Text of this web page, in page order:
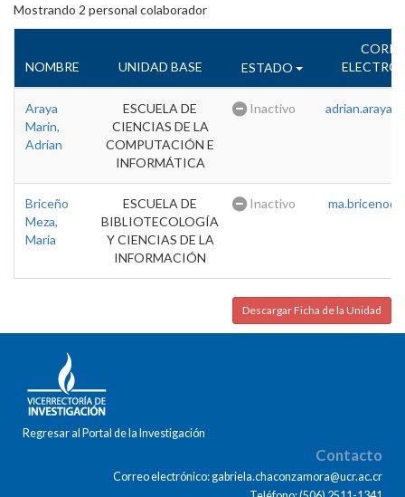
Mostrando 2 personal colaborador
NOMBRE UNIDAD BASE ESTADO
Araya
Marin,
Adrian
ESCUELA DE
CIENCIAS DE LA
COMPUTACIÓN E
INFORMÁTICA
Inactivo
Briceño
Meza,
Maria
ESCUELA DE
BIBLIOTECOLOGÍA
Y CIENCIAS DE LA
INFORMACIÓN
Inactivo
Descargar Ficha de la Unidad
Regresar al Portal de la Investigación
Contacto
Correo electrónico: gabriela.chaconzamora@ucr.ac.cr